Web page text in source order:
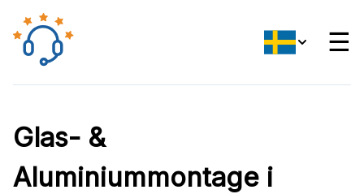
☰
Glas- &
Aluminiummontage i